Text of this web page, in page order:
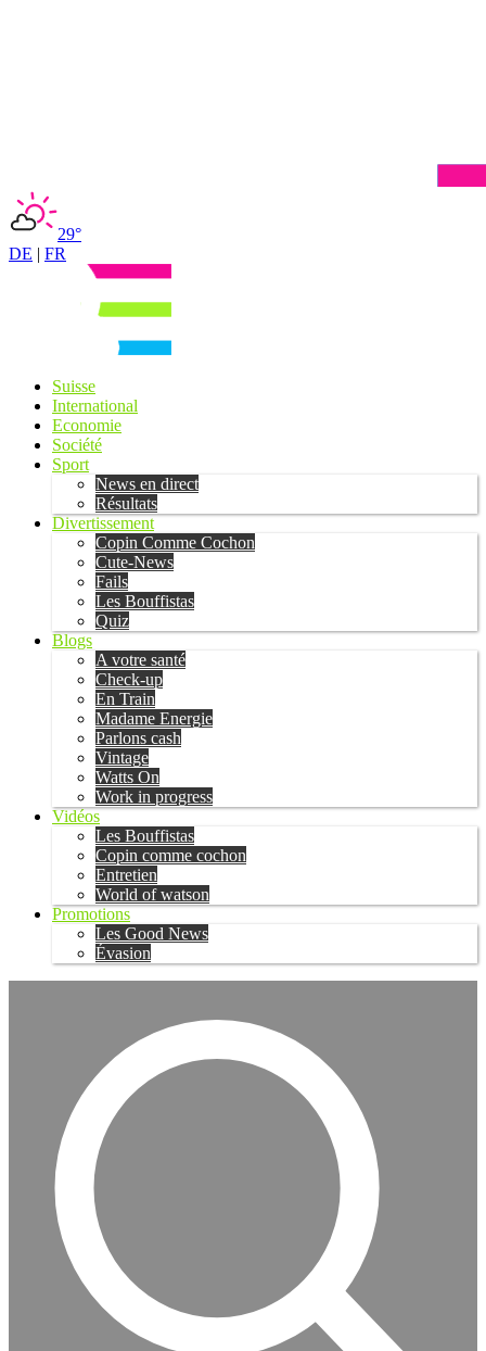
29°
DE | FR
Suisse
International
Economie
Société
Sport
News en direct
Résultats
Divertissement
Copin Comme Cochon
Cute-News
Fails
Les Bouffistas
Quiz
Blogs
A votre santé
Check-up
En Train
Madame Energie
Parlons cash
Vintage
Watts On
Work in progress
Vidéos
Les Bouffistas
Copin comme cochon
Entretien
World of watson
Promotions
Les Good News
Évasion